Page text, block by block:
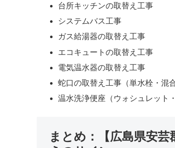
台所キッチンの取替え工事
システムバス工事
ガス給湯器の取替え工事
エコキュートの取替え工事
電気温水器の取替え工事
蛇口の取替え工事（単水栓・混
温水洗浄便座（ウォシュレット
まとめ：【広島県安